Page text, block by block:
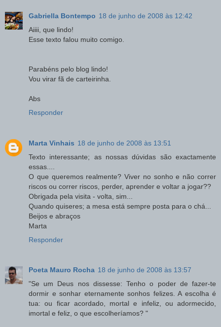
Gabriella Bontempo 18 de junho de 2008 às 12:42
Aiiii, que lindo!
Esse texto falou muito comigo.
Parabéns pelo blog lindo!
Vou virar fã de carteirinha.
Abs
Responder
Marta Vinhais 18 de junho de 2008 às 13:51
Texto interessante; as nossas dúvidas são exactamente
essas....
O que queremos realmente? Viver no sonho e não correr
riscos ou correr riscos, perder, aprender e voltar a jogar??
Obrigada pela visita - volta, sim...
Quando quiseres; a mesa está sempre posta para o chá...
Beijos e abraços
Marta
Responder
Poeta Mauro Rocha 18 de junho de 2008 às 13:57
"Se um Deus nos dissesse: Tenho o poder de fazer-te
dormir e sonhar eternamente sonhos felizes. A escolha é
tua: ou ficar acordado, mortal e infeliz, ou adormecido,
imortal e feliz, o que escolheríamos? "